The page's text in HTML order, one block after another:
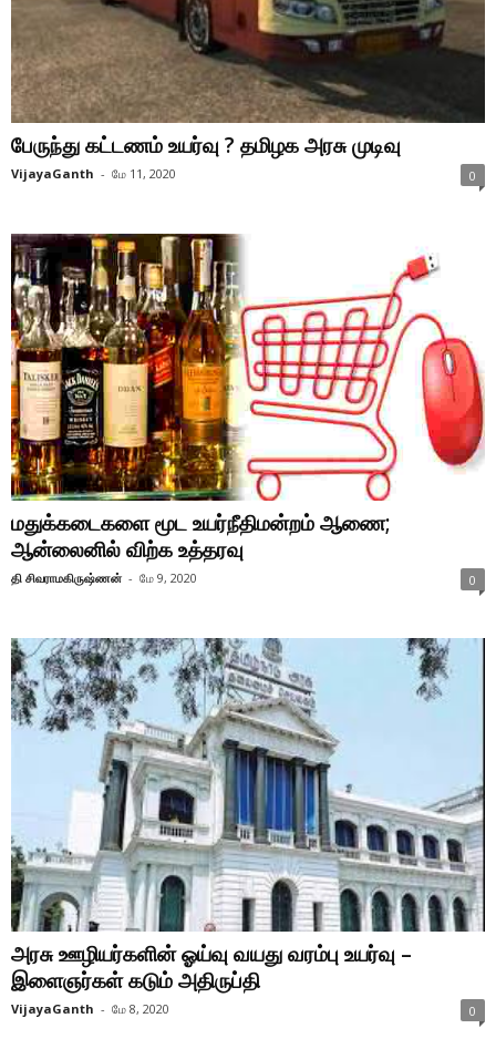
பேருந்து கட்டணம் உயர்வு ? தமிழக அரசு முடிவு
VijayaGanth - மே 11, 2020 0
மதுக்கடைகளை மூட உயர்நீதிமன்றம் ஆணை;
ஆன்லைனில் விற்க உத்தரவு
தி சிவராமகிருஷ்ணன் - மே 9, 2020 0
அரசு ஊழியர்களின் ஓய்வு வயது வரம்பு உயர்வு –
இளைஞர்கள் கடும் அதிருப்தி
VijayaGanth - மே 8, 2020 0